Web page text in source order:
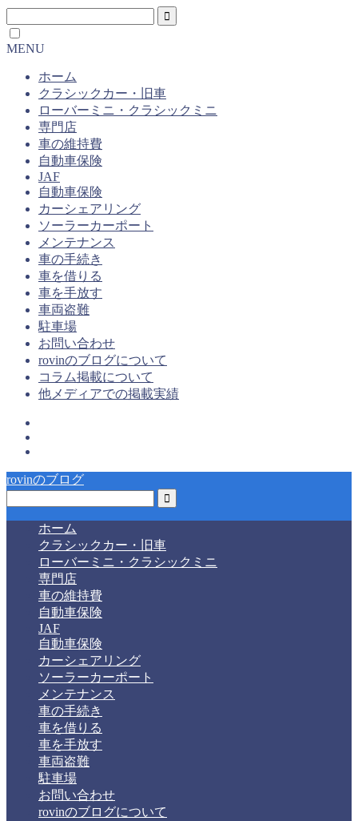
MENU
ホーム
クラシックカー・旧車
ローバーミニ・クラシックミニ
専門店
車の維持費
自動車保険
JAF
自動車保険
カーシェアリング
ソーラーカーポート
メンテナンス
車の手続き
車を借りる
車を手放す
車両盗難
駐車場
お問い合わせ
rovinのブログについて
コラム掲載について
他メディアでの掲載実績
rovinのブログ
ホーム
クラシックカー・旧車
ローバーミニ・クラシックミニ
専門店
車の維持費
自動車保険
JAF
自動車保険
カーシェアリング
ソーラーカーポート
メンテナンス
車の手続き
車を借りる
車を手放す
車両盗難
駐車場
お問い合わせ
rovinのブログについて